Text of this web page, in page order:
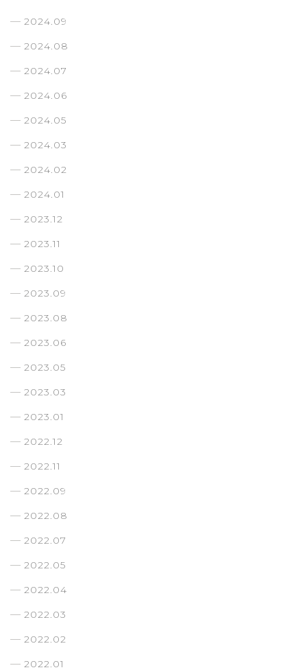
2024.09
2024.08
2024.07
2024.06
2024.05
2024.03
2024.02
2024.01
2023.12
2023.11
2023.10
2023.09
2023.08
2023.06
2023.05
2023.03
2023.01
2022.12
2022.11
2022.09
2022.08
2022.07
2022.05
2022.04
2022.03
2022.02
2022.01